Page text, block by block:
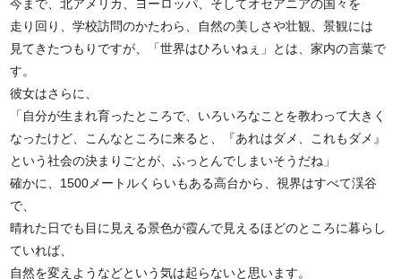
今まで、北アメリカ、ヨーロッパ、そしてオセアニアの国々を
走り回り、学校訪問のかたわら、自然の美しさや壮観、景観には
見てきたつもりですが、「世界はひろいねぇ」とは、家内の言葉で
す。
彼女はさらに、
「自分が生まれ育ったところで、いろいろなことを教わって大きく
なったけど、こんなところに来ると、『あれはダメ、これもダメ』
という社会の決まりごとが、ふっとんでしまいそうだね」
確かに、1500メートルくらいもある高台から、視界はすべて渓谷
で、
晴れた日でも目に見える景色が霞んで見えるほどのところに暮らし
ていれば、
自然を変えようなどという気は起らないと思います。